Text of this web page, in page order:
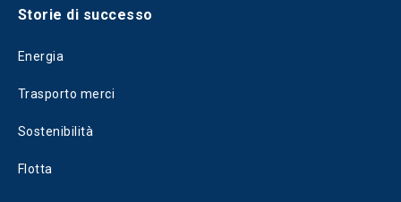
Storie di successo
Energia
Trasporto merci
Sostenibilità
Flotta